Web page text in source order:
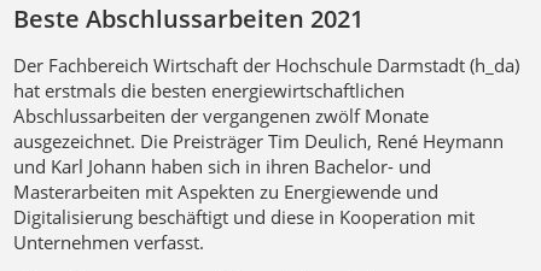
Beste Abschlussarbeiten 2021
Der Fachbereich Wirtschaft der Hochschule Darmstadt (h_da)
hat erstmals die besten energiewirtschaftlichen
Abschlussarbeiten der vergangenen zwölf Monate
ausgezeichnet. Die Preisträger Tim Deulich, René Heymann
und Karl Johann haben sich in ihren Bachelor- und
Masterarbeiten mit Aspekten zu Energiewende und
Digitalisierung beschäftigt und diese in Kooperation mit
Unternehmen verfasst.